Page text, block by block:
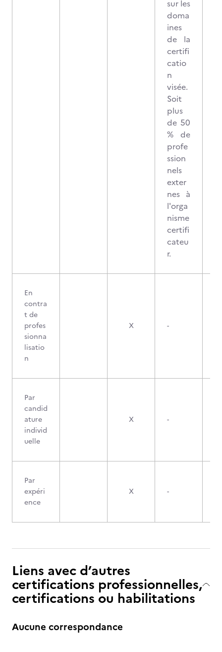
sur les
doma
ines
de la
certifi
catio
n
visée.
Soit
plus
de 50
% de
profe
ssion
nels
exter
nes à
l'orga
nisme
certifi
cateu
r.
En
contra
t de
profes
sionna
lisatio
n
X -
Par
candid
ature
individ
uelle
X -
Par
expéri
ence
X -
Liens avec d’autres
certifications professionnelles,
certifications ou habilitations
Aucune correspondance